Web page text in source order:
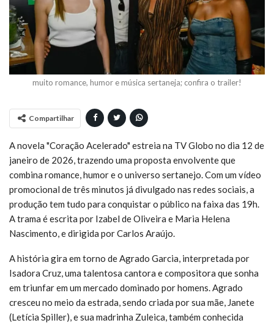
muito romance, humor e música sertaneja; confira o trailer!
Compartilhar
A novela "Coração Acelerado" estreia na TV Globo no dia 12 de
janeiro de 2026, trazendo uma proposta envolvente que
combina romance, humor e o universo sertanejo. Com um vídeo
promocional de três minutos já divulgado nas redes sociais, a
produção tem tudo para conquistar o público na faixa das 19h.
A trama é escrita por Izabel de Oliveira e Maria Helena
Nascimento, e dirigida por Carlos Araújo.
A história gira em torno de Agrado Garcia, interpretada por
Isadora Cruz, uma talentosa cantora e compositora que sonha
em triunfar em um mercado dominado por homens. Agrado
cresceu no meio da estrada, sendo criada por sua mãe, Janete
(Letícia Spiller), e sua madrinha Zuleica, também conhecida